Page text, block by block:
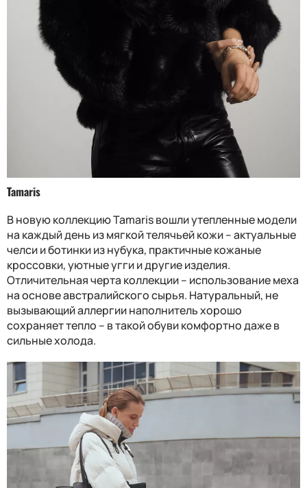
Tamaris
В новую коллекцию Tamaris вошли утепленные модели
на каждый день из мягкой телячьей кожи – актуальные
челси и ботинки из нубука, практичные кожаные
кроссовки, уютные угги и другие изделия.
Отличительная черта коллекции – использование меха
на основе австралийского сырья. Натуральный, не
вызывающий аллергии наполнитель хорошо
сохраняет тепло – в такой обуви комфортно даже в
сильные холода.